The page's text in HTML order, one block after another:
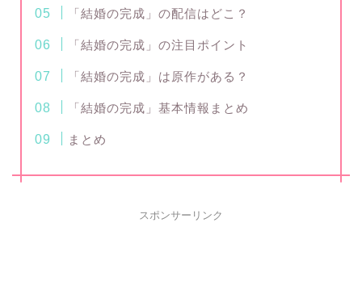
「結婚の完成」の配信はどこ？
「結婚の完成」の注目ポイント
「結婚の完成」は原作がある？
「結婚の完成」基本情報まとめ
まとめ
スポンサーリンク